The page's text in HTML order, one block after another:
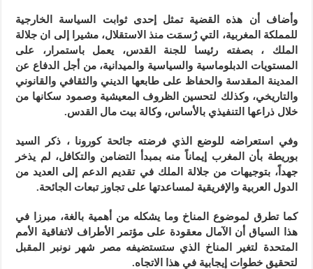
وأضاف أن هذه القضية تمثل إحدى ثوابت السياسة الخارجية
للمملكة المغربية، التي رُسمَت منذ الاستقلال، مشيرا إلى ان جلالة
الملك ، بصفته رئيسا للجنة القدس، يعمل باستمرار، على
المستويات الدبلوماسية والسياسية والميدانية، من أجل الدفاع عن
المدينة المقدسة والحفاظ على طابعها الديني والثقافي والقانوني
والتاريخي، وكذلك لتحسين الظروف المعيشية وصمود سكانها من
خلال ذراعها التنفيذي بالأساس، وكالة بيت مال القدس.
وفي استعراضه للوضع الذي فرضته جائحة كورونا ، ذكر السيد
بوريطة بأن المغرب إيماناً منه بمبدأ التضامن والتكافل، لم يذخر
جهداً، بتوجيهات من جلالة الملك في تقديم الدعم إلى العديد من
الدول العربية والإفريقية لمساعدتها على تجاوز تبعات الجائحة.
كما تطرق لموضوع المناخ وما يشكله من أهمية بالغة، مبرزا في
هذا السياق أن الآمال معقودة على مؤتمر الأطراف لاتفاقية الأمم
المتحدة لتغير المناخ الذي ستستضيفه مصر شهر نونبر المقبل
لتحقيق خطوات إيجابية في هذا الاتجاه.